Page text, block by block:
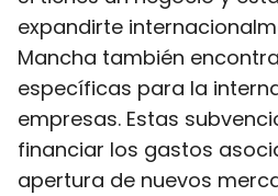
expandirte
Mancha también
específicas para la
empresas. Estas
financiar los gastos
apertura de nuevos